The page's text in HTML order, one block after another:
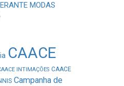
MODAS
CAACE
INTIMAÇÕES CAACE
Campanha de